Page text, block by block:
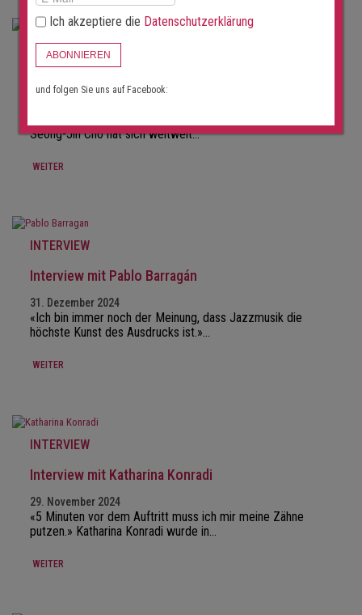
INTERVIEW
Seong-Jin Cho hat sich weltweit…
WEITER
INTERVIEW
Interview mit Pablo Barragán
31. Dezember 2024
«Ich bin immer noch der Meinung, dass Jazzmusik die
höchste Kunst des Ausdrucks ist.»…
WEITER
INTERVIEW
Interview mit Katharina Konradi
29. November 2024
«5 Minuten vor dem Auftritt muss ich mir meine Zähne
putzen.» Katharina Konradi wurde in…
WEITER
Ich akzeptiere die Datenschutzerklärung
ABONNIEREN
und folgen Sie uns auf Facebook: